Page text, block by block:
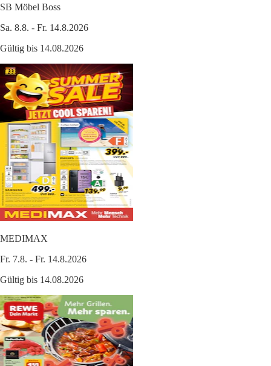
SB Möbel Boss
Sa. 8.8. - Fr. 14.8.2026
Gültig bis 14.08.2026
MEDIMAX
Fr. 7.8. - Fr. 14.8.2026
Gültig bis 14.08.2026